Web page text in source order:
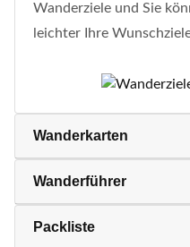
Wanderziele und Sie
leichter Ihre
Wanderkarten
Wanderführer
Packliste